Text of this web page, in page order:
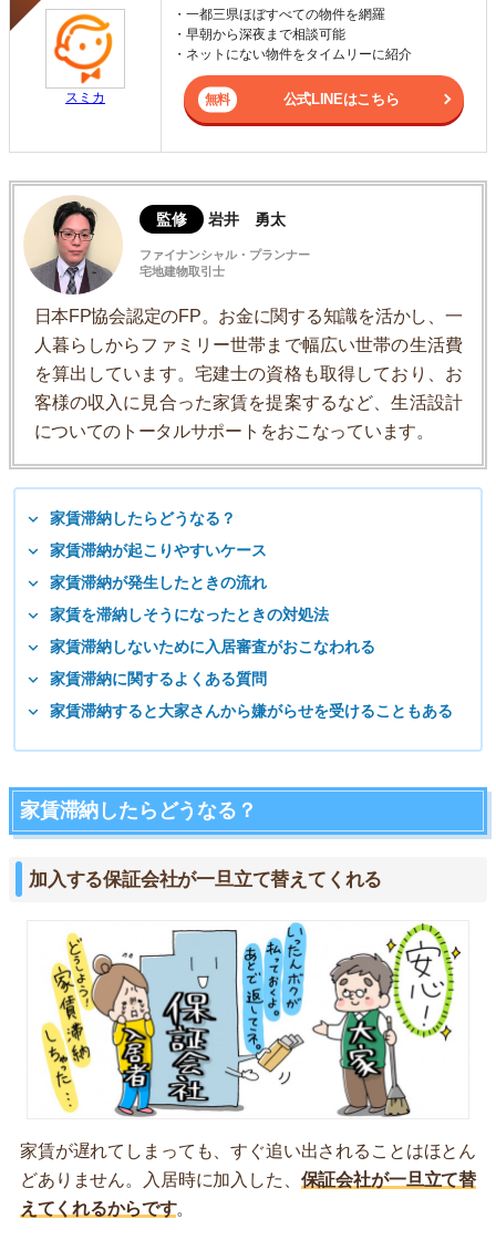
スミカ
・一都三県ほぼすべての物件を網羅
・早朝から深夜まで相談可能
・ネットにない物件をタイムリーに紹介
公式LINEはこちら
監修 岩井 勇太
ファイナンシャル・プランナー
宅地建物取引士
日本FP協会認定のFP。お金に関する知識を活かし、一
人暮らしからファミリー世帯まで幅広い世帯の生活費
を算出しています。宅建士の資格も取得しており、お
客様の収入に見合った家賃を提案するなど、生活設計
についてのトータルサポートをおこなっています。
家賃滞納したらどうなる？
家賃滞納が起こりやすいケース
家賃滞納が発生したときの流れ
家賃を滞納しそうになったときの対処法
家賃滞納しないために入居審査がおこなわれる
家賃滞納に関するよくある質問
家賃滞納すると大家さんから嫌がらせを受けることもある
家賃滞納したらどうなる？
加入する保証会社が一旦立て替えてくれる
家賃が遅れてしまっても、すぐ追い出されることはほとん
どありません。入居時に加入した、 保証会社が一旦立て替
えてくれるからです。